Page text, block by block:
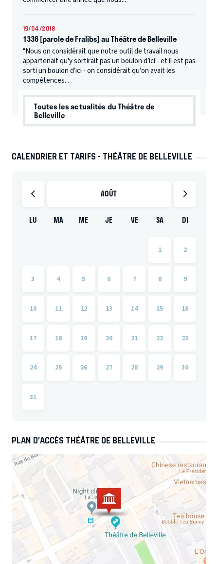
19/04/2018
1336 [parole de Fralibs] au Théâtre de Belleville
“Nous on considérait que notre outil de travail nous
appartenait qu’y sortirait pas un boulon d’ici - et il est pas
sorti un boulon d’ici - on considérait qu’on avait les
compétences...
Toutes les actualités du Théâtre de
Belleville
CALENDRIER ET TARIFS - THÉÂTRE DE BELLEVILLE
AOÛT
LU MA ME JE VE SA DI
1 2
3 4 5 6 7 8 9
10 11 12 13 14 15 16
17 18 19 20 21 22 23
24 25 26 27 28 29 30
31
PLAN D’ACCÈS THÉÂTRE DE BELLEVILLE